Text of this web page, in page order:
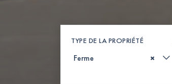
TYPE DE LA PROPRIÉTÉ
×